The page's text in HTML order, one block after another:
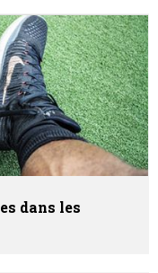
dans les